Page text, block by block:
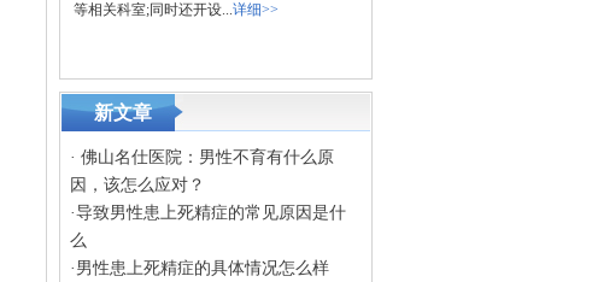
等相关科室;同时还开设...详细>>
新文章
· 佛山名仕医院：男性不育有什么原
因，该怎么应对？
·导致男性患上死精症的常见原因是什
么
· 男性患上死精症的具体情况怎么样